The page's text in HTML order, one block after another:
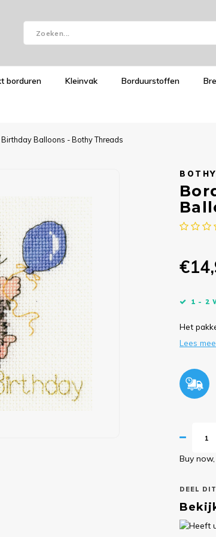
borduren Kleinvak Borduurstoffen
Balloons - Bothy Threads
1 - 2
Het
Lees
Buy
DEEL